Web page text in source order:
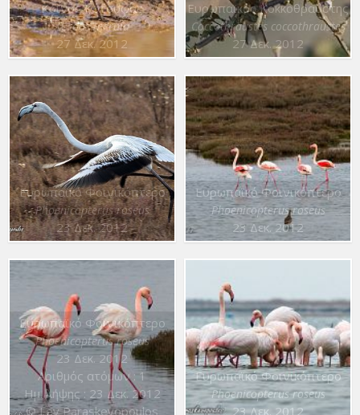
Κοινός Κότσυφας
Turdus merula
27 Δεκ. 2012
Ευρωπαϊκός Κοκκοθραύστης
Coccothraustes coccothraustes
27 Δεκ. 2012
Ευρωπαϊκό Φοινικόπτερο
Phoenicopterus roseus
23 Δεκ. 2012
Ευρωπαϊκό Φοινικόπτερο
Phoenicopterus roseus
23 Δεκ. 2012
Ευρωπαϊκό Φοινικόπτερο
Phoenicopterus roseus
23 Δεκ. 2012
Αριθμός ατόμων : 1
Ημ. λήψης : 23 Δεκ. 2012
© Lev Paraskevopoulos
Ευρωπαϊκό Φοινικόπτερο
Phoenicopterus roseus
23 Δεκ. 2012